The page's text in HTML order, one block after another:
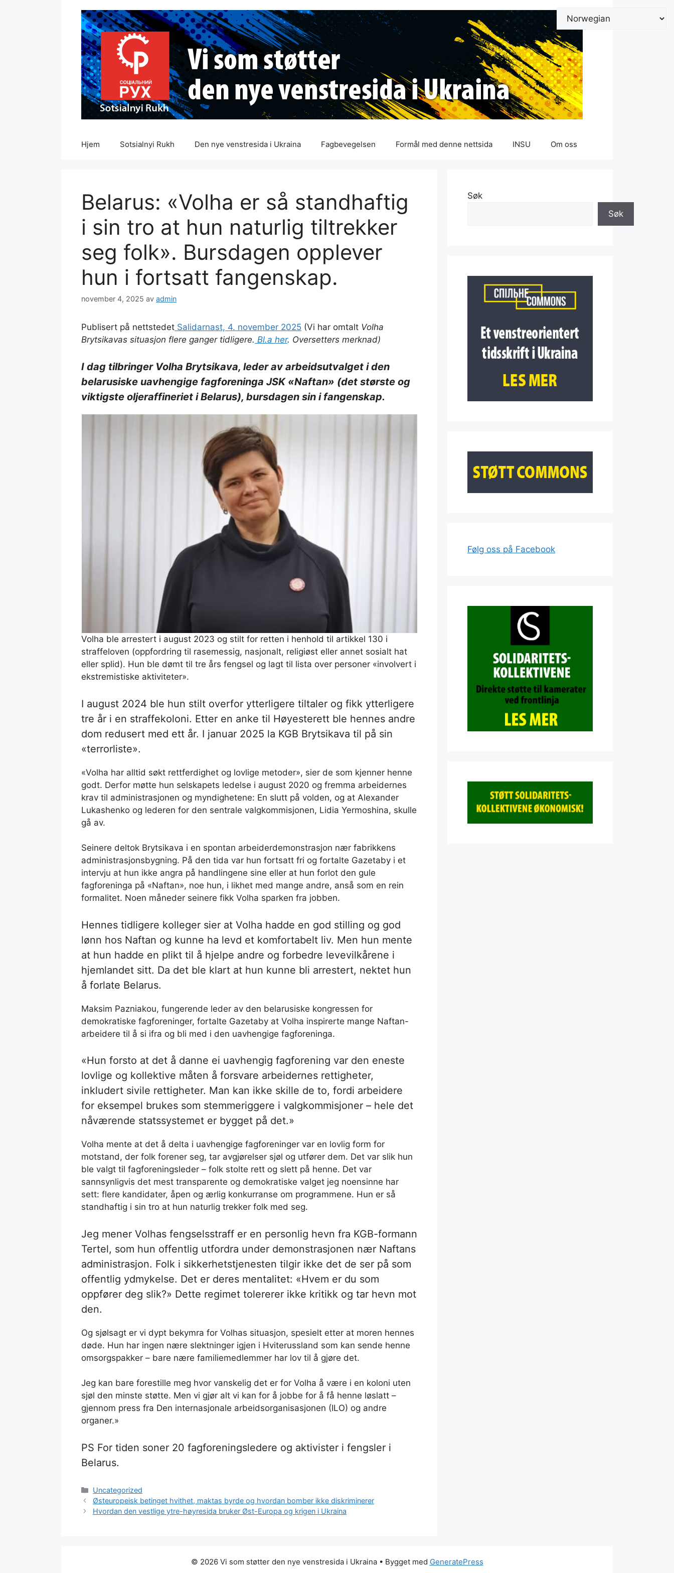
Hjem Sotsialnyi Rukh Den nye venstresida i Ukraina Fagbevegelsen Formål med denne nettsida INSU Om oss
Belarus: «Volha er så standhaftig
i sin tro at hun naturlig tiltrekker
seg folk». Bursdagen opplever
hun i fortsatt fangenskap.
november 4, 2025 av admin
Publisert på nettstedet Salidarnast, 4. november 2025 (Vi har omtalt Volha
Brytsikavas situasjon flere ganger tidligere. Bl.a her. Oversetters merknad)
I dag tilbringer Volha Brytsikava, leder av arbeidsutvalget i den
belarusiske uavhengige fagforeninga JSK «Naftan» (det største og
viktigste oljeraffineriet i Belarus), bursdagen sin i fangenskap.
Volha ble arrestert i august 2023 og stilt for retten i henhold til artikkel 130 i
straffeloven (oppfordring til rasemessig, nasjonalt, religiøst eller annet sosialt hat
eller splid). Hun ble dømt til tre års fengsel og lagt til lista over personer «involvert i
ekstremistiske aktiviteter».
I august 2024 ble hun stilt overfor ytterligere tiltaler og fikk ytterligere
tre år i en straffekoloni. Etter en anke til Høyesterett ble hennes andre
dom redusert med ett år. I januar 2025 la KGB Brytsikava til på sin
«terrorliste».
«Volha har alltid søkt rettferdighet og lovlige metoder», sier de som kjenner henne
godt. Derfor møtte hun selskapets ledelse i august 2020 og fremma arbeidernes
krav til administrasjonen og myndighetene: En slutt på volden, og at Alexander
Lukashenko og lederen for den sentrale valgkommisjonen, Lidia Yermoshina, skulle
gå av.
Seinere deltok Brytsikava i en spontan arbeiderdemonstrasjon nær fabrikkens
administrasjonsbygning. På den tida var hun fortsatt fri og fortalte Gazetaby i et
intervju at hun ikke angra på handlingene sine eller at hun forlot den gule
fagforeninga på «Naftan», noe hun, i likhet med mange andre, anså som en rein
formalitet. Noen måneder seinere fikk Volha sparken fra jobben.
Hennes tidligere kolleger sier at Volha hadde en god stilling og god
lønn hos Naftan og kunne ha levd et komfortabelt liv. Men hun mente
at hun hadde en plikt til å hjelpe andre og forbedre levevilkårene i
hjemlandet sitt. Da det ble klart at hun kunne bli arrestert, nektet hun
å forlate Belarus.
Maksim Pazniakou, fungerende leder av den belarusiske kongressen for
demokratiske fagforeninger, fortalte Gazetaby at Volha inspirerte mange Naftan-
arbeidere til å si ifra og bli med i den uavhengige fagforeninga.
«Hun forsto at det å danne ei uavhengig fagforening var den eneste
lovlige og kollektive måten å forsvare arbeidernes rettigheter,
inkludert sivile rettigheter. Man kan ikke skille de to, fordi arbeidere
for eksempel brukes som stemmeriggere i valgkommisjoner – hele det
nåværende statssystemet er bygget på det.»
Volha mente at det å delta i uavhengige fagforeninger var en lovlig form for
motstand, der folk forener seg, tar avgjørelser sjøl og utfører dem. Det var slik hun
ble valgt til fagforeningsleder – folk stolte rett og slett på henne. Det var
sannsynligvis det mest transparente og demokratiske valget jeg noensinne har
sett: flere kandidater, åpen og ærlig konkurranse om programmene. Hun er så
standhaftig i sin tro at hun naturlig trekker folk med seg.
Jeg mener Volhas fengselsstraff er en personlig hevn fra KGB-formann
Tertel, som hun offentlig utfordra under demonstrasjonen nær Naftans
administrasjon. Folk i sikkerhetstjenesten tilgir ikke det de ser på som
offentlig ydmykelse. Det er deres mentalitet: «Hvem er du som
oppfører deg slik?» Dette regimet tolererer ikke kritikk og tar hevn mot
den.
Og sjølsagt er vi dypt bekymra for Volhas situasjon, spesielt etter at moren hennes
døde. Hun har ingen nære slektninger igjen i Hviterussland som kan sende henne
omsorgspakker – bare nære familiemedlemmer har lov til å gjøre det.
Jeg kan bare forestille meg hvor vanskelig det er for Volha å være i en koloni uten
sjøl den minste støtte. Men vi gjør alt vi kan for å jobbe for å få henne løslatt –
gjennom press fra Den internasjonale arbeidsorganisasjonen (ILO) og andre
organer.»
PS For tiden soner 20 fagforeningsledere og aktivister i fengsler i
Belarus.
Kategorier
Uncategorized
Østeuropeisk betinget hvithet, maktas byrde og hvordan bomber ikke diskriminerer
Hvordan den vestlige ytre-høyresida bruker Øst-Europa og krigen i Ukraina
Søk
Søk
Følg oss på Facebook
© 2026 Vi som støtter den nye venstresida i Ukraina• Bygget med GeneratePress